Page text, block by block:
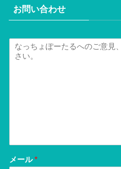
お問い合わせ
メール*